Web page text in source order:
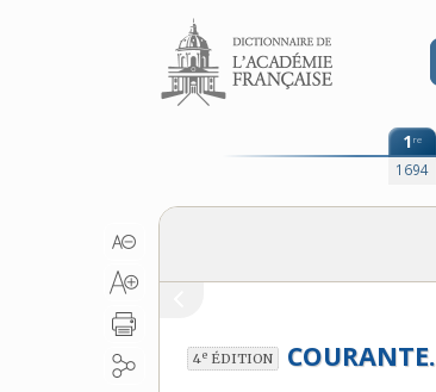
Aller au contenu
1re
1694
4e ÉDITION COURANTE.